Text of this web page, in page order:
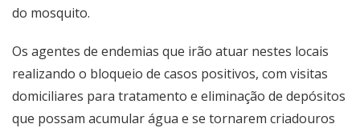
do mosquito.
Os agentes de endemias que irão atuar nestes locais
realizando o bloqueio de casos positivos, com visitas
domiciliares para tratamento e eliminação de depósitos
que possam acumular água e se tornarem criadouros